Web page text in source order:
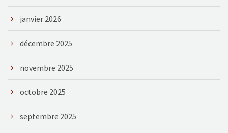
janvier 2026
décembre 2025
novembre 2025
octobre 2025
septembre 2025